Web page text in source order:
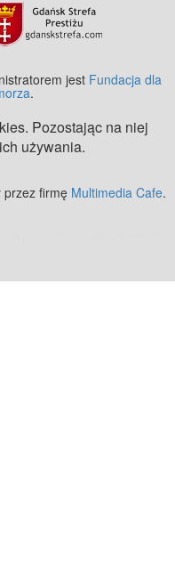
jest Fundacja dla
.
Pozostając na niej
używania.
przez firmę Multimedia Cafe.